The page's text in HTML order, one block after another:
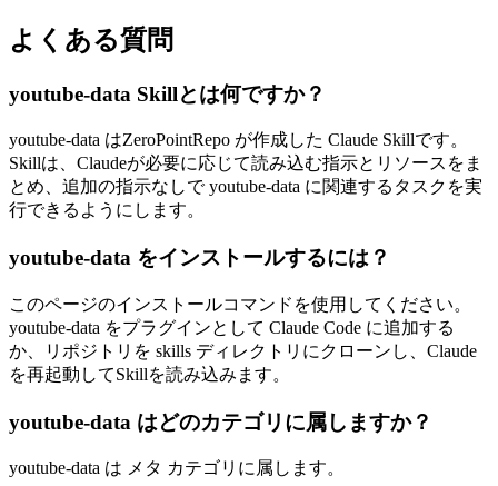
よくある質問
youtube-data Skillとは何ですか？
youtube-data はZeroPointRepo が作成した Claude Skillです。
Skillは、Claudeが必要に応じて読み込む指示とリソースをま
とめ、追加の指示なしで youtube-data に関連するタスクを実
行できるようにします。
youtube-data をインストールするには？
このページのインストールコマンドを使用してください。
youtube-data をプラグインとして Claude Code に追加する
か、リポジトリを skills ディレクトリにクローンし、Claude
を再起動してSkillを読み込みます。
youtube-data はどのカテゴリに属しますか？
youtube-data は メタ カテゴリに属します。